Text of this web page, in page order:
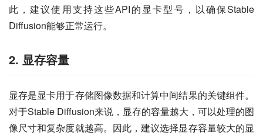
此，建议使用支持这些API的显卡型号，以确保Stable
Diffusion能够正常运行。
2. 显存容量
显存是显卡用于存储图像数据和计算中间结果的关键组件。
对于Stable Diffusion来说，显存的容量越大，可以处理的图
像尺寸和复杂度就越高。因此，建议选择显存容量较大的显